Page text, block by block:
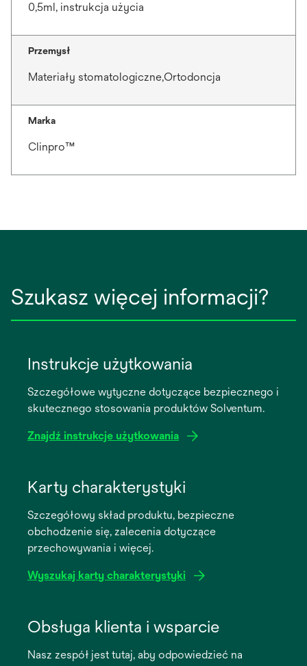
0,5ml, instrukcja użycia
Przemysł
Materiały stomatologiczne,Ortodoncja
Marka
Clinpro™
Szukasz więcej informacji?
Instrukcje użytkowania
Szczegółowe wytyczne dotyczące bezpiecznego i
skutecznego stosowania produktów Solventum.
Znajdź instrukcje użytkowania
new
Karty charakterystyki
Szczegółowy skład produktu, bezpieczne
obchodzenie się, zalecenia dotyczące
przechowywania i więcej.
Wyszukaj karty charakterystyki
new
Obsługa klienta i wsparcie
Nasz zespół jest tutaj, aby odpowiedzieć na